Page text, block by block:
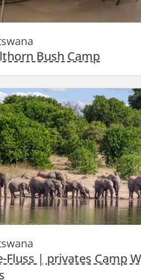
Bush Camp
Fluss | privates Camp